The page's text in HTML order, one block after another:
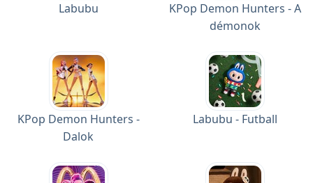
Labubu
KPop Demon Hunters - A
démonok
KPop Demon Hunters -
Dalok
Labubu - Futball